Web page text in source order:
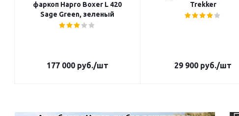
фаркоп Hapro Boxer L 420
Sage Green, зеленый
177 000руб./шт
Trekker
29 900 руб./шт